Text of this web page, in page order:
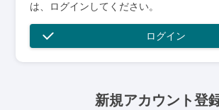
は、ログインしてください。
ログイン
新規アカウント登